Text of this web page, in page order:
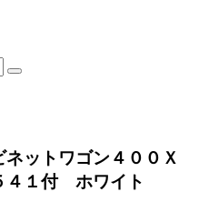
ットワゴン４００Ｘ
４１付 ホワイト